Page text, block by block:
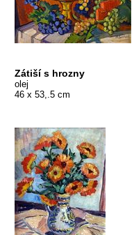
Zátiší s hrozny
olej
46 x 53,.5 cm